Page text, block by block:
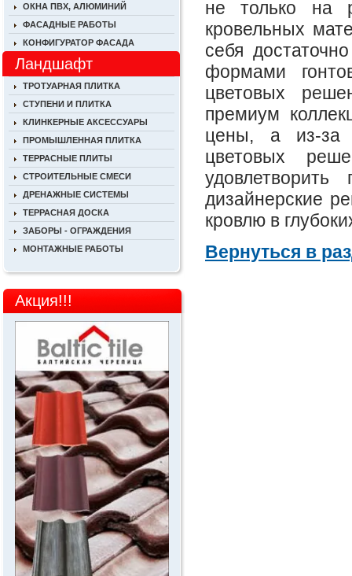
не только на
кровельных
себя
формами
цветовых
премиум
цены, а из-за
цветовых
дизайнерские
кровлю в
Вернуться в
ОКНА ПВХ, АЛЮМИНИЙ
ФАСАДНЫЕ РАБОТЫ
КОНФИГУРАТОР ФАСАДА
Ландшафт
ТРОТУАРНАЯ ПЛИТКА
СТУПЕНИ И ПЛИТКА
КЛИНКЕРНЫЕ АКСЕССУАРЫ
ПРОМЫШЛЕННАЯ ПЛИТКА
ТЕРРАСНЫЕ ПЛИТЫ
СТРОИТЕЛЬНЫЕ СМЕСИ
ДРЕНАЖНЫЕ СИСТЕМЫ
ТЕРРАСНАЯ ДОСКА
ЗАБОРЫ - ОГРАЖДЕНИЯ
МОНТАЖНЫЕ РАБОТЫ
Акция!!!